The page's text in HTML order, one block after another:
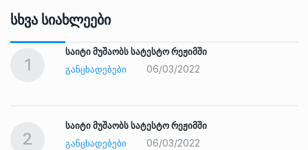
Სხვა Სიახლეები
1
საიტი მუშაობს სატესტო რეჟიმში
ᲒᲐᲜᲪᲮᲐᲓᲔᲑᲔᲑᲘ
06/03/2022
2
საიტი მუშაობს სატესტო რეჟიმში
ᲒᲐᲜᲪᲮᲐᲓᲔᲑᲔᲑᲘ
06/03/2022